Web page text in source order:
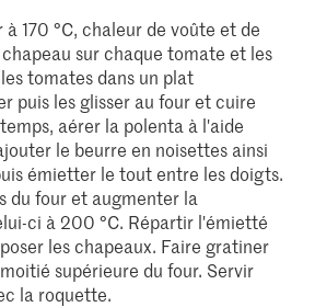
170 °C, chaleur de voûte et de
sur chaque tomate et les
tomates dans un plat
puis les glisser au four et cuire
aérer la polenta à l'aide
le beurre en noisettes ainsi
émietter le tout entre les doigts.
du four et augmenter la
ci à 200 °C. Répartir l'émietté
les chapeaux. Faire gratiner
supérieure du four. Servir
la roquette.